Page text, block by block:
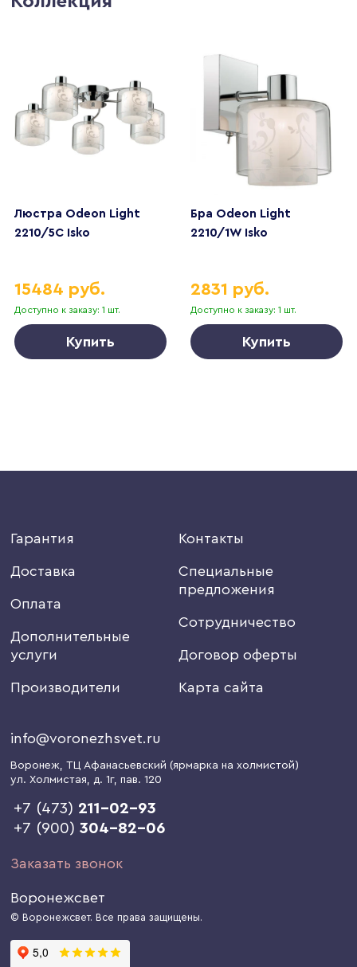
Люстра Odeon Light
2210/5C Isko
Доступно к заказу: 1 шт.
15484 руб.
Купить
Бра Odeon Light
2210/1W Isko
Доступно к заказу: 1 шт.
2831 руб.
Купить
Гарантия
Доставка
Оплата
Дополнительные
услуги
Производители
Контакты
Специальные
предложения
Сотрудничество
Договор оферты
Карта сайта
info@voronezhsvet.ru
Воронеж, ТЦ Афанасьевский (ярмарка на холмистой)
ул. Холмистая, д. 1г, пав. 120
+7 (473) 211-02-93
+7 (900)304-82-06
Заказать звонок
Воронежсвет
© Воронежсвет. Все права защищены.